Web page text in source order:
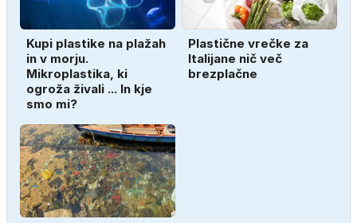
Kupi plastike na plažah
in v morju.
Mikroplastika, ki
ogroža živali ... In kje
smo mi?
Plastične vrečke za
Italijane nič več
brezplačne